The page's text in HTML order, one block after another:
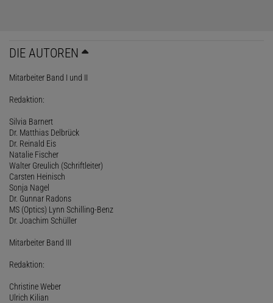
DIE AUTOREN
Mitarbeiter Band I und II
Redaktion:
Silvia Barnert
Dr. Matthias Delbrück
Dr. Reinald Eis
Natalie Fischer
Walter Greulich (Schriftleiter)
Carsten Heinisch
Sonja Nagel
Dr. Gunnar Radons
MS (Optics) Lynn Schilling-Benz
Dr. Joachim Schüller
Mitarbeiter Band III
Redaktion:
Christine Weber
Ulrich Kilian